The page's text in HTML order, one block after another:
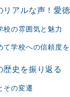
リアルな声！愛
校の雰囲気と魅力
て学校への信頼度
史を振り返る
その変遷